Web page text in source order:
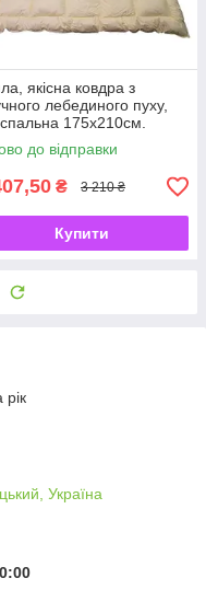
якісна ковдра з
лебединого пуху,
175х210см.
100% бавовна ТМ
до відправки
₴ 3 210 ₴
Купити
рік
Україна